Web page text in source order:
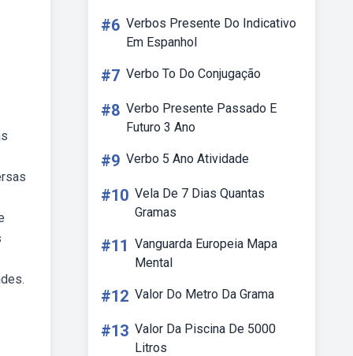
#6 Verbos Presente Do Indicativo
Em Espanhol
#7 Verbo To Do Conjugação
#8 Verbo Presente Passado E
Futuro 3 Ano
#9 Verbo 5 Ano Atividade
#10 Vela De 7 Dias Quantas
Gramas
#11 Vanguarda Europeia Mapa
Mental
#12 Valor Do Metro Da Grama
#13 Valor Da Piscina De 5000
Litros